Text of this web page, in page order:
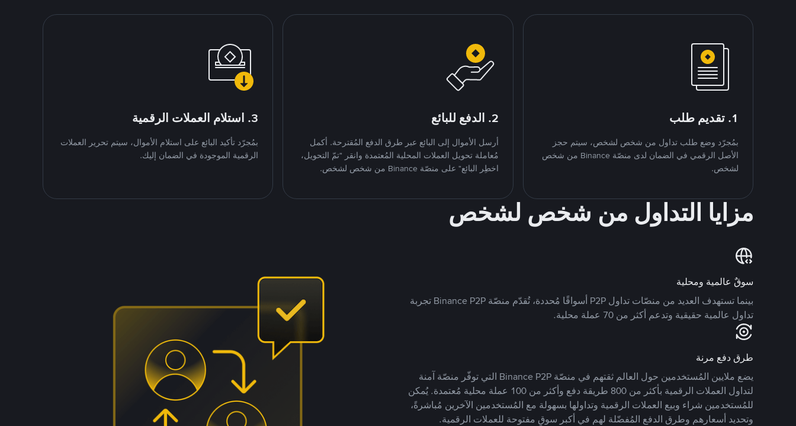
1. تقديم طلب
بمُجرّد وضع طلب تداول من شخص لشخص، سيتم حجز
الأصل الرقمي في الضمان لدى منصّة Binance من شخص
لشخص.
2. الدفع للبائع
أرسل الأموال إلى البائع عبر طرق الدفع المُقترحة. أكمل
مُعاملة تحويل العملات المحلية المُعتمدة وانقر "تمّ التحويل،
اخطِر البائع" على منصّة Binance من شخص لشخص.
3. استلام العملات الرقمية
بمُجرّد تأكيد البائع على استلام الأموال، سيتم تحرير العملات
الرقمية الموجودة في الضمان إليك.
مزايا التداول من شخص لشخص
سوقٌ عالمية ومحلية
بينما تستهدف العديد من منصّات تداول P2P أسواقًا مُحددة، تُقدّم منصّة Binance P2P تجربة
تداول عالمية حقيقية وتدعم أكثر من 70 عملة محلية.
طرق دفع مرنة
يضع ملايين المُستخدمين حول العالم ثقتهم في منصّة Binance P2P التي توفّر منصّة آمنة
لتداول العملات الرقمية بأكثر من 800 طريقة دفع وأكثر من 100 عملة محلية مُعتمدة. يُمكن
للمُستخدمين شراء وبيع العملات الرقمية وتداولها بسهولة مع المُستخدمين الآخرين مُباشرةً،
وتحديد أسعارهم وطرق الدفع المُفضّلة لهم في أكبر سوقٍ مفتوحة للعملات الرقمية.